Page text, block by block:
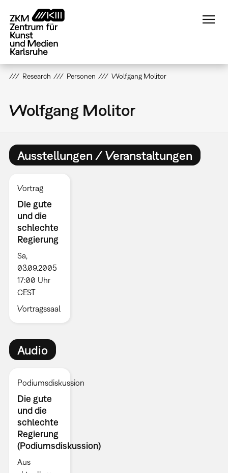
zum
Inhalt
Research Personen Wolfgang Molitor
Wolfgang Molitor
Ausstellungen / Veranstaltungen
Vortrag
Die gute
und die
schlechte
Regierung
Sa,
03.09.2005
17:00 Uhr
CEST
Vortragssaal
Audio
Podiumsdiskussion
Die gute
und die
schlechte
Regierung
(Podiumsdiskussion)
Aus